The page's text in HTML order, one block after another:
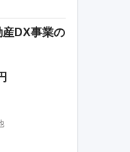
産DX事業の